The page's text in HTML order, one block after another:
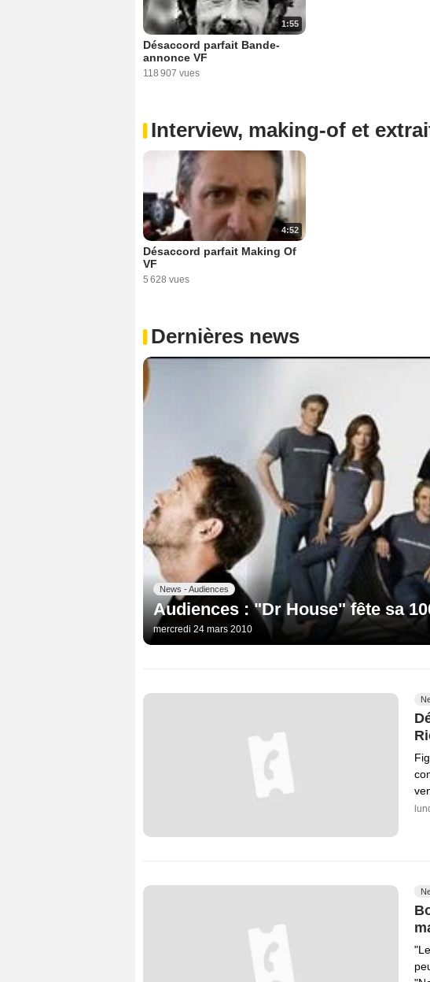
1:55
Désaccord parfait Bande-
annonce VF
118 907 vues
Interview, making-of et
4:52
Désaccord parfait Making Of
VF
5 628 vues
Dernières news
News - Audiences
Audiences : "Dr House" fête sa
mercredi 24 mars 2010